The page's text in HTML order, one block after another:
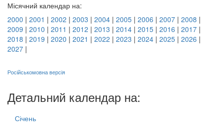
Місячний календар на:
2000 | 2001 | 2002 | 2003 | 2004 | 2005 | 2006 | 2007 | 2008 |
2009 | 2010 | 2011 | 2012 | 2013 | 2014 | 2015 | 2016 | 2017 |
2018 | 2019 | 2020 | 2021 | 2022 | 2023 | 2024 | 2025 | 2026 |
2027 |
Російськомовна версія
Детальний календар на:
Січень